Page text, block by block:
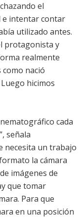
el
e intentar contar
utilizado antes.
protagonista y
realmente
como nació
hicimos
cada
señala
necesita un trabajo
la cámara
imágenes de
que tomar
Para que
en una posición